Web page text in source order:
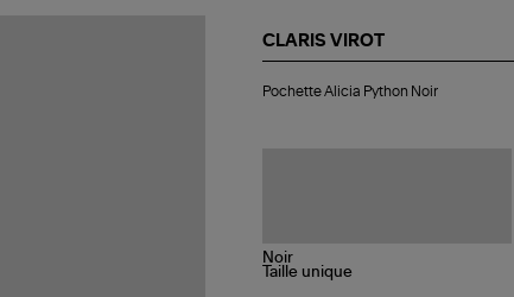
CLARIS VIROT
Alicia
Pochette Alicia Python Noir
Taille unique